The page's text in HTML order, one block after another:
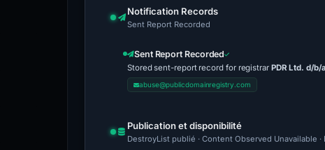
Notification Records
Sent Report Recorded
Sent Report Recorded
Stored sent-report record for registrar PDR Ltd. d/
abuse@publicdomainregistry.com
Publication et disponibilité
DestroyList publié · Content Observed Unavailable